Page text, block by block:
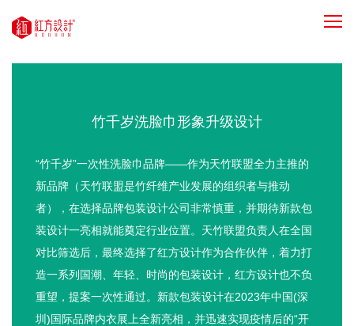
竹千岁洗脸巾形象升级设计
“竹千岁”一次性洗脸巾品牌——作为天竹联盟全力主推的
新品牌（天竹联盟是竹纤维产业发展的组织者与推动
者），在选择品牌包装设计公司非常慎重，并期待新款包
装设计一亮相就能奠定行业位置。天竹联盟负责人在全国
对比筛选后，最终选择了红方设计作为合作伙伴，着力打
造一系列国潮、年轻、时尚的包装设计，红方设计也不负
重望，提案一次性通过。新款包装设计在2023年中国(深
圳)国际品牌内衣展上全新亮相，并迅速实现疫情后的“开